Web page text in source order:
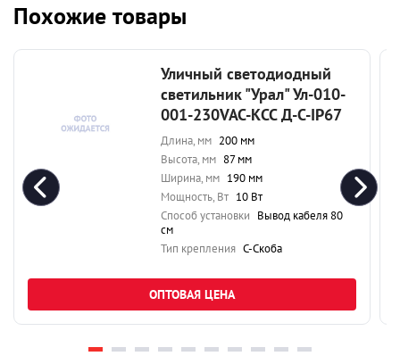
Похожие товары
Уличный светодиодный
светильник "Урал" Ул-010-
001-230VAC-КСС Д-С-IP67
Длина, мм 200 мм
Высота, мм 87 мм
Ширина, мм 190 мм
Мощность, Вт 10 Вт
Способ установки Вывод кабеля 80
см
Тип крепления С-Скоба
ОПТОВАЯ ЦЕНА